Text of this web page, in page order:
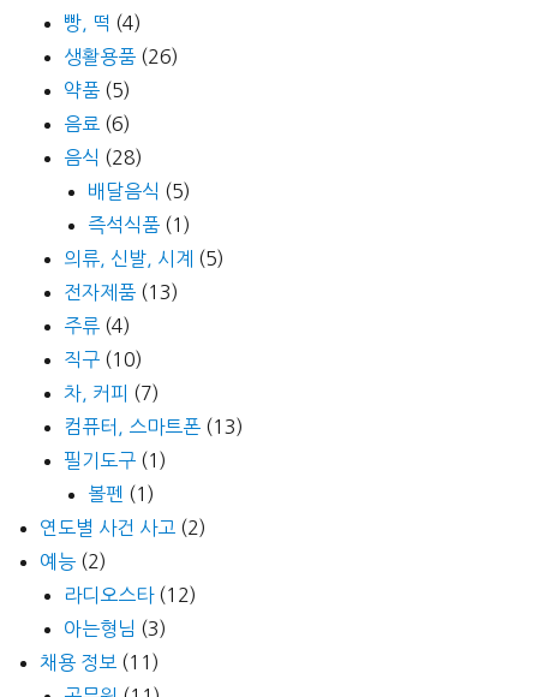
빵, 떡 (4)
생활용품 (26)
약품 (5)
음료 (6)
음식 (28)
배달음식 (5)
즉석식품 (1)
의류, 신발, 시계 (5)
전자제품 (13)
주류 (4)
직구 (10)
차, 커피 (7)
컴퓨터, 스마트폰 (13)
필기도구 (1)
볼펜 (1)
연도별 사건 사고 (2)
예능 (2)
라디오스타(12)
아는형님 (3)
채용 정보 (11)